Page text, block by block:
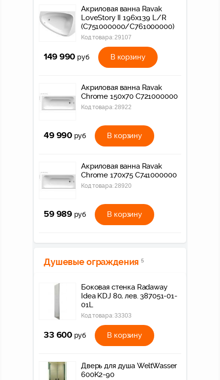
Акриловая ванна Ravak
LoveStory II 196х139 L/R
(C751000000/C761000000)
Код товара:29107
149 990 руб В корзину
Акриловая ванна Ravak
Chrome 150х70 C721000000
Код товара:28922
49 990 руб В корзину
Акриловая ванна Ravak
Chrome 170х75 C741000000
Код товара:28920
59 989 руб В корзину
Душевые ограждения 5
Боковая стенка Radaway
Idea KDJ 80, лев. 387051-01-
01L
Код товара:33303
33 600 руб В корзину
Дверь для душа WeltWasser
600K2-90